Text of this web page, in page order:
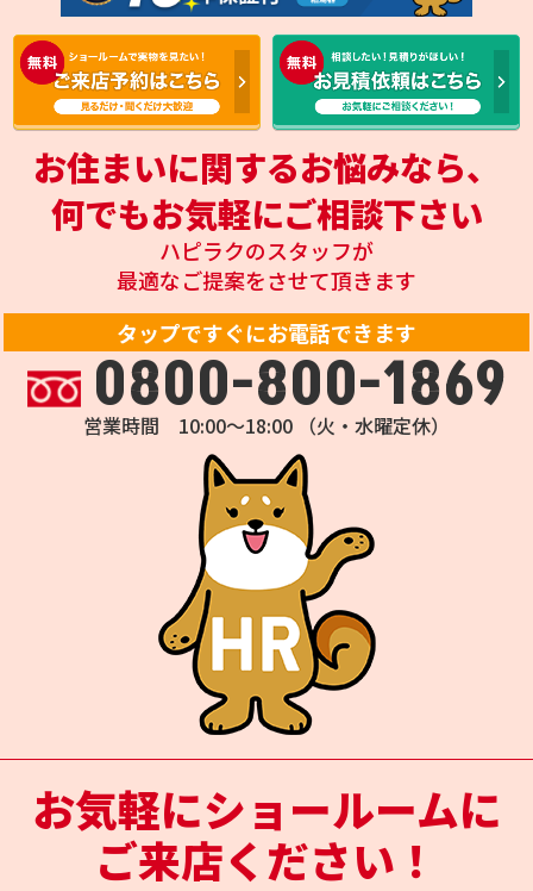
お住まいに関するお悩みなら、
何でもお気軽にご相談下さい
ハピラクのスタッフが
最適なご提案をさせて頂きます
タップですぐにお電話できます
0800-800-1869
営業時間 10:00～18:00 （火・水曜定休）
お気軽にショールームに
ご来店ください！